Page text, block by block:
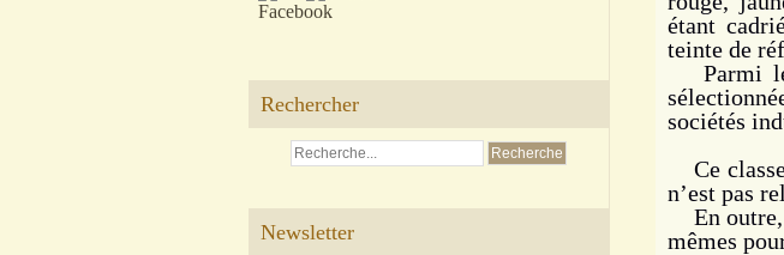
Rechercher
Newsletter
étant
teinte de
Parmi
sociétés
Ce
n’est pas
En
mêmes